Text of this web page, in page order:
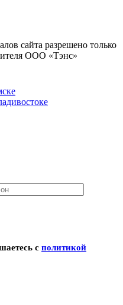
сайта разрешено только
ООО «Тэнс»
с политикой